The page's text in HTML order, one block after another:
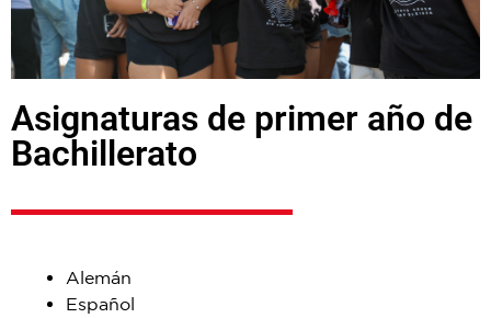
Asignaturas de primer año de
Bachillerato
Alemán
Español